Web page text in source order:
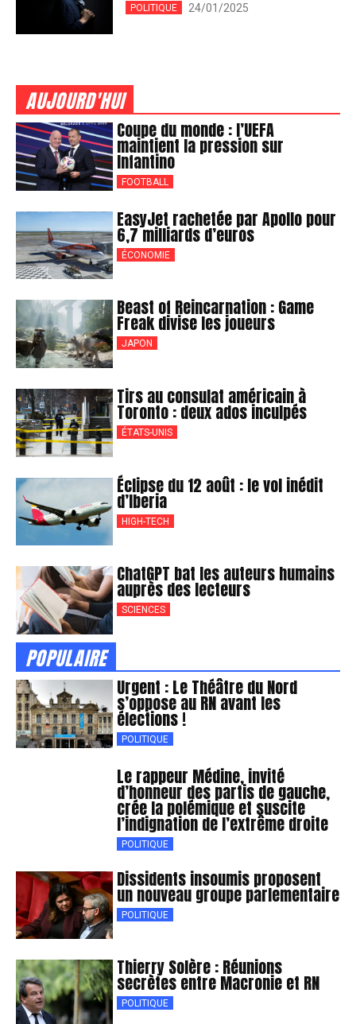
POLITIQUE 24/01/2025
AUJOURD'HUI
Coupe du monde : l’UEFA
maintient la pression sur
Infantino
FOOTBALL
EasyJet rachetée par Apollo pour
6,7 milliards d’euros
ÉCONOMIE
Beast of Reincarnation : Game
Freak divise les joueurs
JAPON
Tirs au consulat américain à
Toronto : deux ados inculpés
ÉTATS-UNIS
Éclipse du 12 août : le vol inédit
d’Iberia
HIGH-TECH
ChatGPT bat les auteurs humains
auprès des lecteurs
SCIENCES
POPULAIRE
Urgent : Le Théâtre du Nord
s’oppose au RN avant les
élections !
POLITIQUE
Le rappeur Médine, invité
d’honneur des partis de gauche,
crée la polémique et suscite
l’indignation de l’extrême droite
POLITIQUE
Dissidents insoumis proposent
un nouveau groupe parlementaire
POLITIQUE
Thierry Solère : Réunions
secrètes entre Macronie et RN
POLITIQUE